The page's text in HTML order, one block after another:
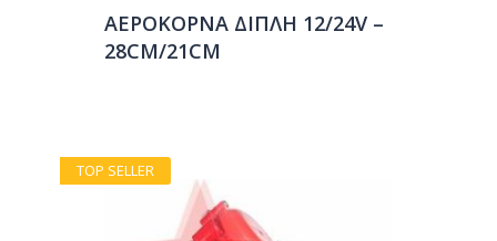
ΑΕΡΟΚΟΡΝΑ ΔΙΠΛΗ 12/24V –
28CM/21CM
TOP SELLER